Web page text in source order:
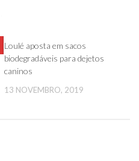
Loulé aposta em sacos
biodegradáveis para dejetos
caninos
13 NOVEMBRO, 2019